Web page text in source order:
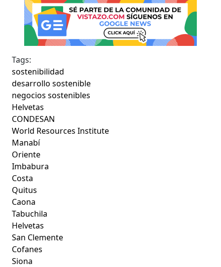
Tags:
sostenibilidad
desarrollo sostenible
negocios sostenibles
Helvetas
CONDESAN
World Resources Institute
Manabí
Oriente
Imbabura
Costa
Quitus
Caona
Tabuchila
Helvetas
San Clemente
Cofanes
Siona